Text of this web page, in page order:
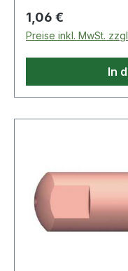
Regulärer Preis:
1,06 €
Preise inkl. MwSt.
In